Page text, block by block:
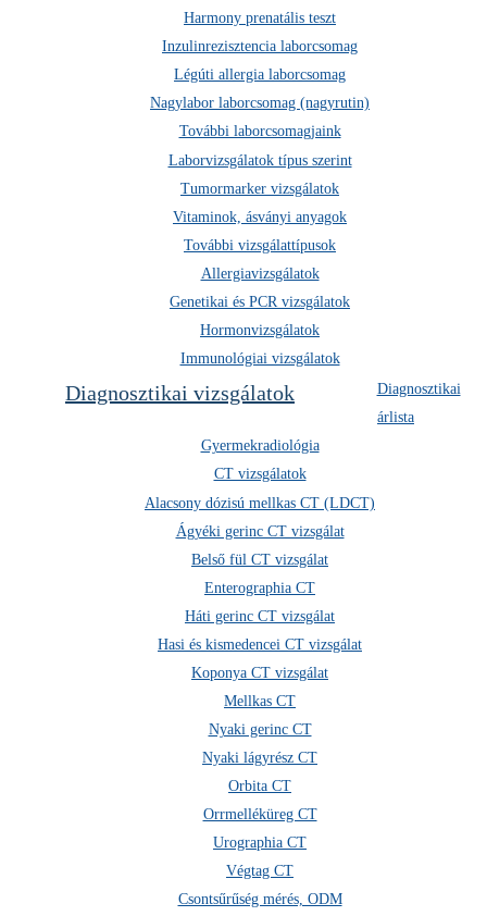
Harmony prenatális teszt
Inzulinrezisztencia laborcsomag
Légúti allergia laborcsomag
Nagylabor laborcsomag (nagyrutin)
További laborcsomagjaink
Laborvizsgálatok típus szerint
Tumormarker vizsgálatok
Vitaminok, ásványi anyagok
További vizsgálattípusok
Allergiavizsgálatok
Genetikai és PCR vizsgálatok
Hormonvizsgálatok
Immunológiai vizsgálatok
Diagnosztikai vizsgálatok
Diagnosztikai
árlista
Gyermekradiológia
CT vizsgálatok
Alacsony dózisú mellkas CT (LDCT)
Ágyéki gerinc CT vizsgálat
Belső fül CT vizsgálat
Enterographia CT
Háti gerinc CT vizsgálat
Hasi és kismedencei CT vizsgálat
Koponya CT vizsgálat
Mellkas CT
Nyaki gerinc CT
Nyaki lágyrész CT
Orbita CT
Orrmelléküreg CT
Urographia CT
Végtag CT
Csontsűrűség mérés, ODM
medicarediagnosztika.hu
Life1 Fitness powered by Medicare
© 2026 Medicare. Minden jog fenntartva!
Adatkezelési tájékoztató – Medicare Zrt.|Privacy Policy – Medicare Zrt.
Magyar Nemzeti Bank – Pénzügyi Navigátor
Betegjogi tájékoztató | Adathalászati tájékoztató
NYITVATARTÁSI TÁJÉKOZTATÓ
2026. augusztus 8-án (szombaton) az alábbi
nyitvatartással várjuk Önöket klinikáinkon:
Debreceni klinika
Székesfehérvári klinika
EgriésÉrdihelyszíneinken
Többi klinikánk és laborpontunk zárva tart.